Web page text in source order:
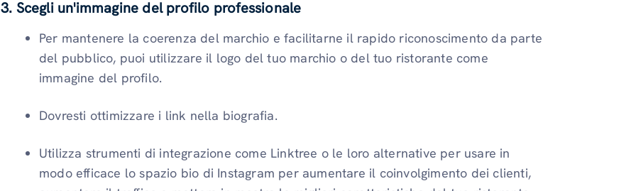
3. Scegli un'immagine del profilo professionale
Per mantenere la coerenza del marchio e facilitarne il rapido riconoscimento da parte
del pubblico, puoi utilizzare il logo del tuo marchio o del tuo ristorante come
immagine del profilo.
Dovresti ottimizzare i link nella biografia.
Utilizza strumenti di integrazione come Linktree o le loro alternative per usare in
modo efficace lo spazio bio di Instagram per aumentare il coinvolgimento dei clienti,